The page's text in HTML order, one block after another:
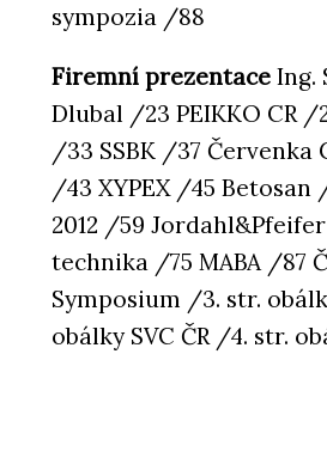
sympozia /88
Firemní prezentace Ing.
Dlubal /23 PEIKKO CR /
/33 SSBK /37 Červenka
/43 XYPEX /45 Betosan
2012 /59
technika /75 MABA /87
Symposium /3. str.
obálky SVC ČR /4. str.